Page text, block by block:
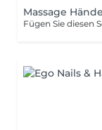
Massage
Fügen Sie diesen